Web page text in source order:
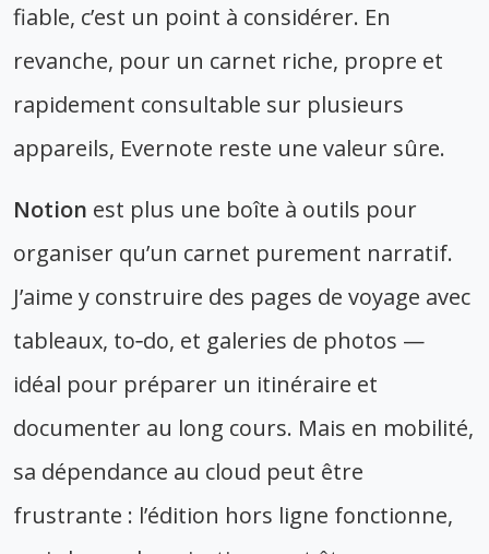
fiable, c’est un point à considérer. En
revanche, pour un carnet riche, propre et
rapidement consultable sur plusieurs
appareils, Evernote reste une valeur sûre.
Notion est plus une boîte à outils pour
organiser qu’un carnet purement narratif.
J’aime y construire des pages de voyage avec
tableaux, to‑do, et galeries de photos —
idéal pour préparer un itinéraire et
documenter au long cours. Mais en mobilité,
sa dépendance au cloud peut être
frustrante : l’édition hors ligne fonctionne,